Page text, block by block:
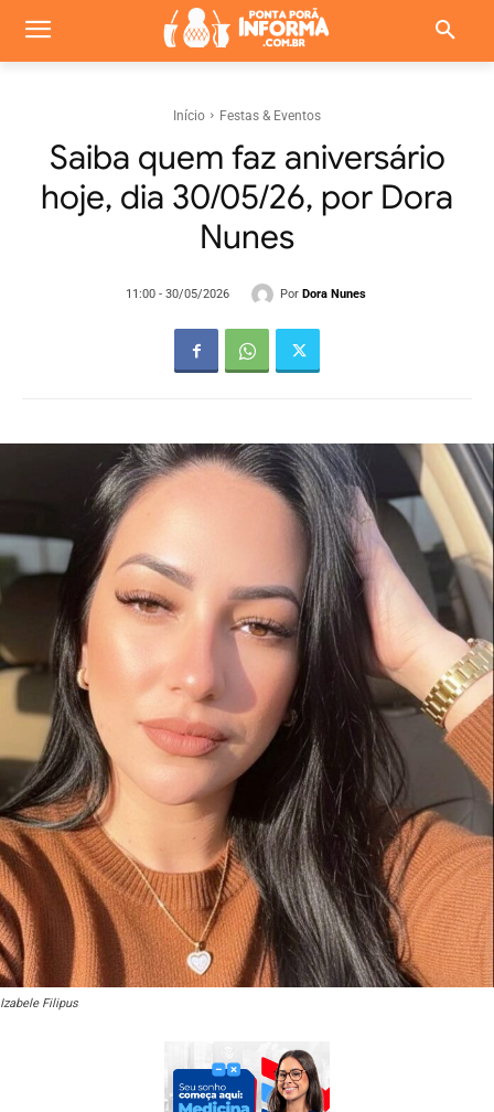
Início Festas & Eventos
Saiba quem faz aniversário
hoje, dia 30/05/26, por Dora
Nunes
11:00 - 30/05/2026 Por Dora Nunes
Izabele Filipus